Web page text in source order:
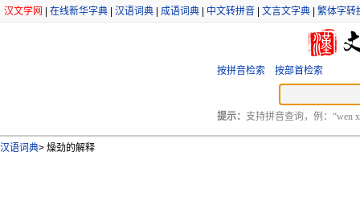
汉文学网 在线新华字典 汉语词典 成语词典 中文转拼音 文言文字典 繁体字转
按拼音检索 按部首检索
提示： 支持拼音查询，例：“wen
汉语词典> 燥劲的解释